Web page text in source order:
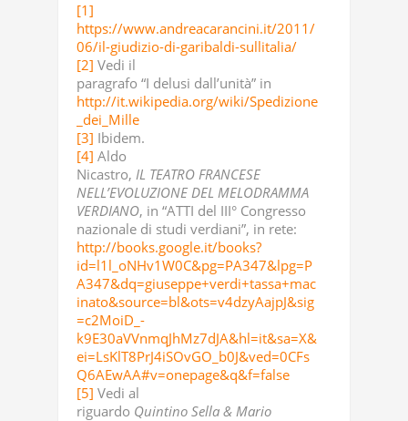
[1]
https://www.andreacarancini.it/2011/
06/il-giudizio-di-garibaldi-sullitalia/
[2] Vedi il
paragrafo “I delusi dall’unità” in
http://it.wikipedia.org/wiki/Spedizione
_dei_Mille
[3] Ibidem.
[4] Aldo
Nicastro, IL TEATRO FRANCESE
NELL’EVOLUZIONE DEL MELODRAMMA
VERDIANO, in “ATTI del III° Congresso
nazionale di studi verdiani”, in rete:
http://books.google.it/books?
id=l1l_oNHv1W0C&pg=PA347&lpg=P
A347&dq=giuseppe+verdi+tassa+mac
inato&source=bl&ots=v4dzyAajpJ&sig
=c2MoiD_-
k9E30aVVnmqJhMz7dJA&hl=it&sa=X&
ei=LsKlT8PrJ4iSOvGO_b0J&ved=0CFs
Q6AEwAA#v=onepage&q&f=false
[5] Vedi al
riguardo Quintino Sella & Mario